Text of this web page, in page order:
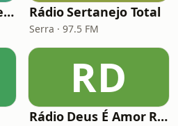
Rádio Saudade do Sertão Rádio Sertanejo Total
Serra · 97.5 FM
RD
Rádio Deus É Amor Ribeirão Preto